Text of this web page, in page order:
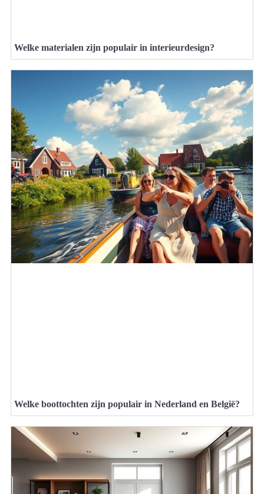
Welke materialen zijn populair in interieurdesign?
Welke boottochten zijn populair in Nederland en België?